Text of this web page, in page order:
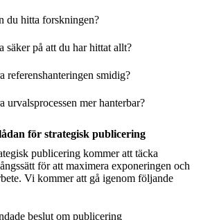
du hitta forskningen?
säker på att du har hittat allt?
referenshanteringen smidig?
urvalsprocessen mer hanterbar?
för strategisk publicering
publicering kommer att täcka
för att maximera exponeringen och
Vi kommer att gå igenom följande
beslut om publicering